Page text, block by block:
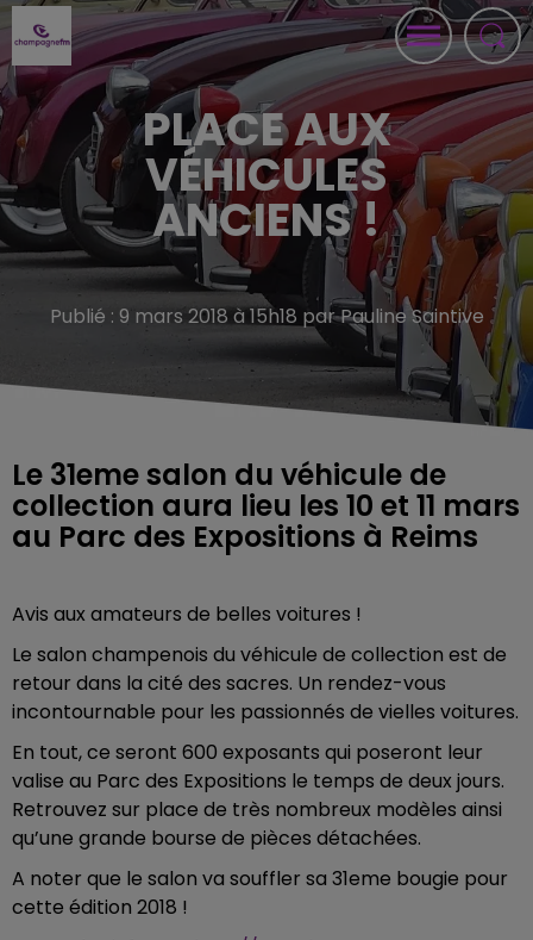
PLACE AUX
VÉHICULES
ANCIENS !
Publié : 9 mars 2018 à 15h18 par Pauline Saintive
Le 31eme salon du véhicule de
collection aura lieu les 10 et 11 mars
au Parc des Expositions à Reims
Avis aux amateurs de belles voitures !
Le salon champenois du véhicule de collection est de
retour dans la cité des sacres. Un rendez-vous
incontournable pour les passionnés de vielles voitures.
En tout, ce seront 600 exposants qui poseront leur
valise au Parc des Expositions le temps de deux jours.
Retrouvez sur place de très nombreux modèles ainsi
qu’une grande bourse de pièces détachées.
A noter que le salon va souffler sa 31eme bougie pour
cette édition 2018 !